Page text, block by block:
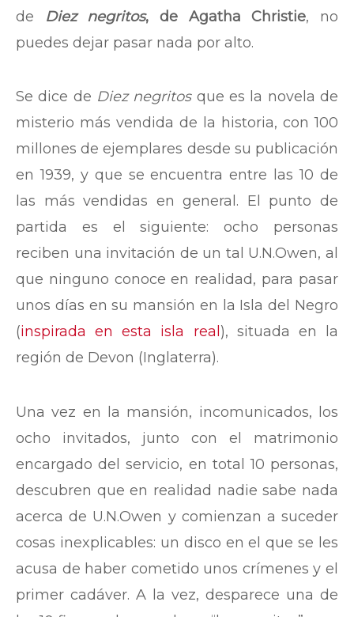
de
Diez negritos, de Agatha Christie, no
puedes dejar pasar nada por alto.
Se dice de Diez negritosque es la novela de
misterio más vendida de la historia, con 100
millones de ejemplares desde su publicación
en 1939, y que se encuentra entre las 10 de
las más vendidas en general. El punto de
partida es el siguiente: ocho personas
reciben una invitación de un tal U.N.Owen, al
que ninguno conoce en realidad, para pasar
unos días en su mansión en la Isla del Negro
(inspirada en esta isla real), situada en la
región de Devon (Inglaterra).
Una vez en la mansión, incomunicados, los
ocho invitados, junto con el matrimonio
encargado del servicio, en total 10 personas,
descubren que en realidad nadie sabe nada
acerca de U.N.Owen y comienzan a suceder
cosas inexplicables: un disco en el que se les
acusa de haber cometido unos crímenes y el
primer cadáver. A la vez, desparece una de